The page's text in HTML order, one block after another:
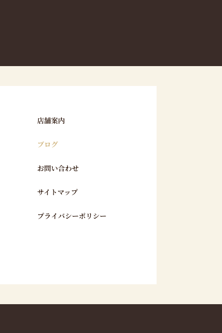
店舗案内
ブログ
お問い合わせ
サイトマップ
プライバシーポリシー